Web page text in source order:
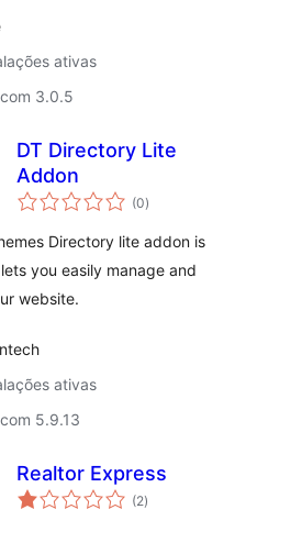
ativas
3.0.5
DT Directory Lite
Addon
(0avaliações
totais
)
Directory lite addon is
you easily manage and
website.
ativas
5.9.13
Realtor Express
(2avaliações
totais
)